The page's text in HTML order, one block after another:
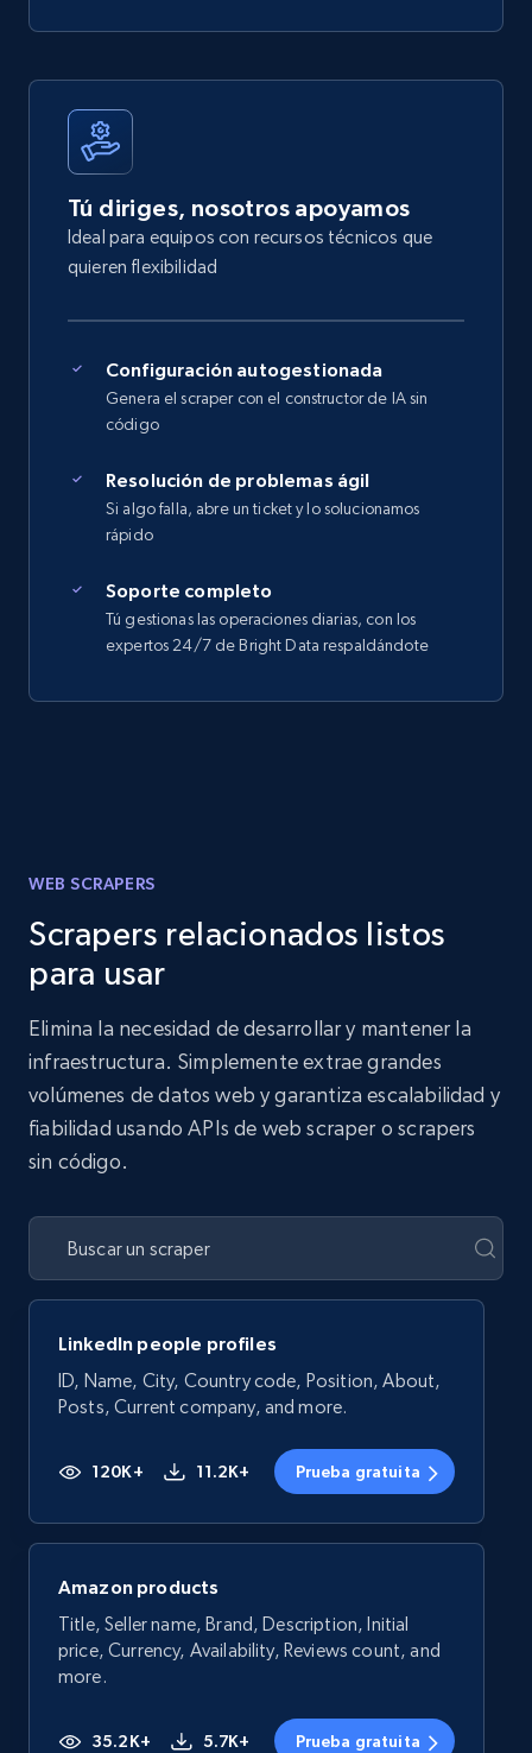
Tú diriges, nosotros apoyamos
Ideal para equipos con recursos técnicos que
quieren flexibilidad
Configuración autogestionada
Genera el scraper con el constructor de IA sin
código
Resolución de problemas ágil
Si algo falla, abre un ticket y lo solucionamos
rápido
Soporte completo
Tú gestionas las operaciones diarias, con los
expertos 24/7 de Bright Data respaldándote
WEB SCRAPERS
Scrapers relacionados listos
para usar
Elimina la necesidad de desarrollar y mantener la
infraestructura. Simplemente extrae grandes
volúmenes de datos web y garantiza escalabilidad y
fiabilidad usando APIs de web scraper o scrapers
sin código.
LinkedIn people profiles
ID, Name, City, Country code, Position, About,
Posts, Current company, and more.
120K+ 11.2K+ Prueba gratuita
Amazon products
Title, Seller name, Brand, Description, Initial
price, Currency, Availability, Reviews count, and
more.
35.2K+ 5.7K+ Prueba gratuita